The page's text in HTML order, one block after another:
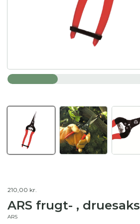
210,00 kr.
ARS frugt- , druesaks
ARS